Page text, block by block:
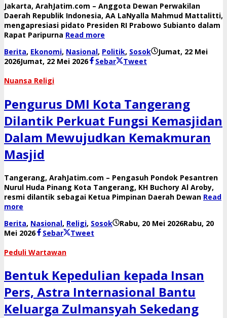
Jakarta, ArahJatim.com – Anggota Dewan Perwakilan
Daerah Republik Indonesia, AA LaNyalla Mahmud Mattalitti,
mengapresiasi pidato Presiden RI Prabowo Subianto dalam
Rapat Paripurna Read more
Berita, Ekonomi, Nasional, Politik, Sosok
Jumat, 22 Mei
2026Jumat, 22 Mei 2026olehSebar
Tweet
Nuansa Religi
Pengurus DMI Kota Tangerang
Dilantik Perkuat Fungsi Kemasjidan
Dalam Mewujudkan Kemakmuran
Masjid
Tangerang, ArahJatim.com – Pengasuh Pondok Pesantren
Nurul Huda Pinang Kota Tangerang, KH Buchory Al Aroby,
resmi dilantik sebagai Ketua Pimpinan Daerah Dewan Read
more
Berita, Nasional, Religi, Sosok Rabu, 20 Mei 2026Rabu, 20
Mei 2026olehSebar
Tweet
Peduli Wartawan
Bentuk Kepedulian kepada Insan
Pers, Astra Internasional Bantu
Keluarga Zulmansyah Sekedang